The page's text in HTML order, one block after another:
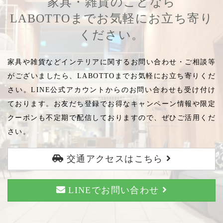
LABOTTOまでお気軽にお立ち寄り
ください。
家具や雑貨などインテリアに関するお問い合わせ・ご相談等
がございましたら、LABOTTOまでお気軽にお立ち寄りくだ
さい。LINE公式アカウントからのお問い合わせも受け付け
ております。お友だち登録でお得なキャンペーン情報や限定
クーポンも不定期で配信しておりますので、ぜひご活用くだ
さい。
交通アクセスはこちら
LINEでお問い合わせ